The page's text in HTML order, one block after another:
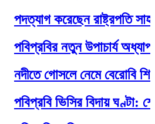
পদত্যাগ করেছেন রাষ্ট্রপতি
পবিপ্রবির নতুন উপাচার্য অধ্যাপক
নদীতে গোসলে নেমে বেরোবি
পবিপ্রবি ভিসির বিদায় ঘণ্টা: